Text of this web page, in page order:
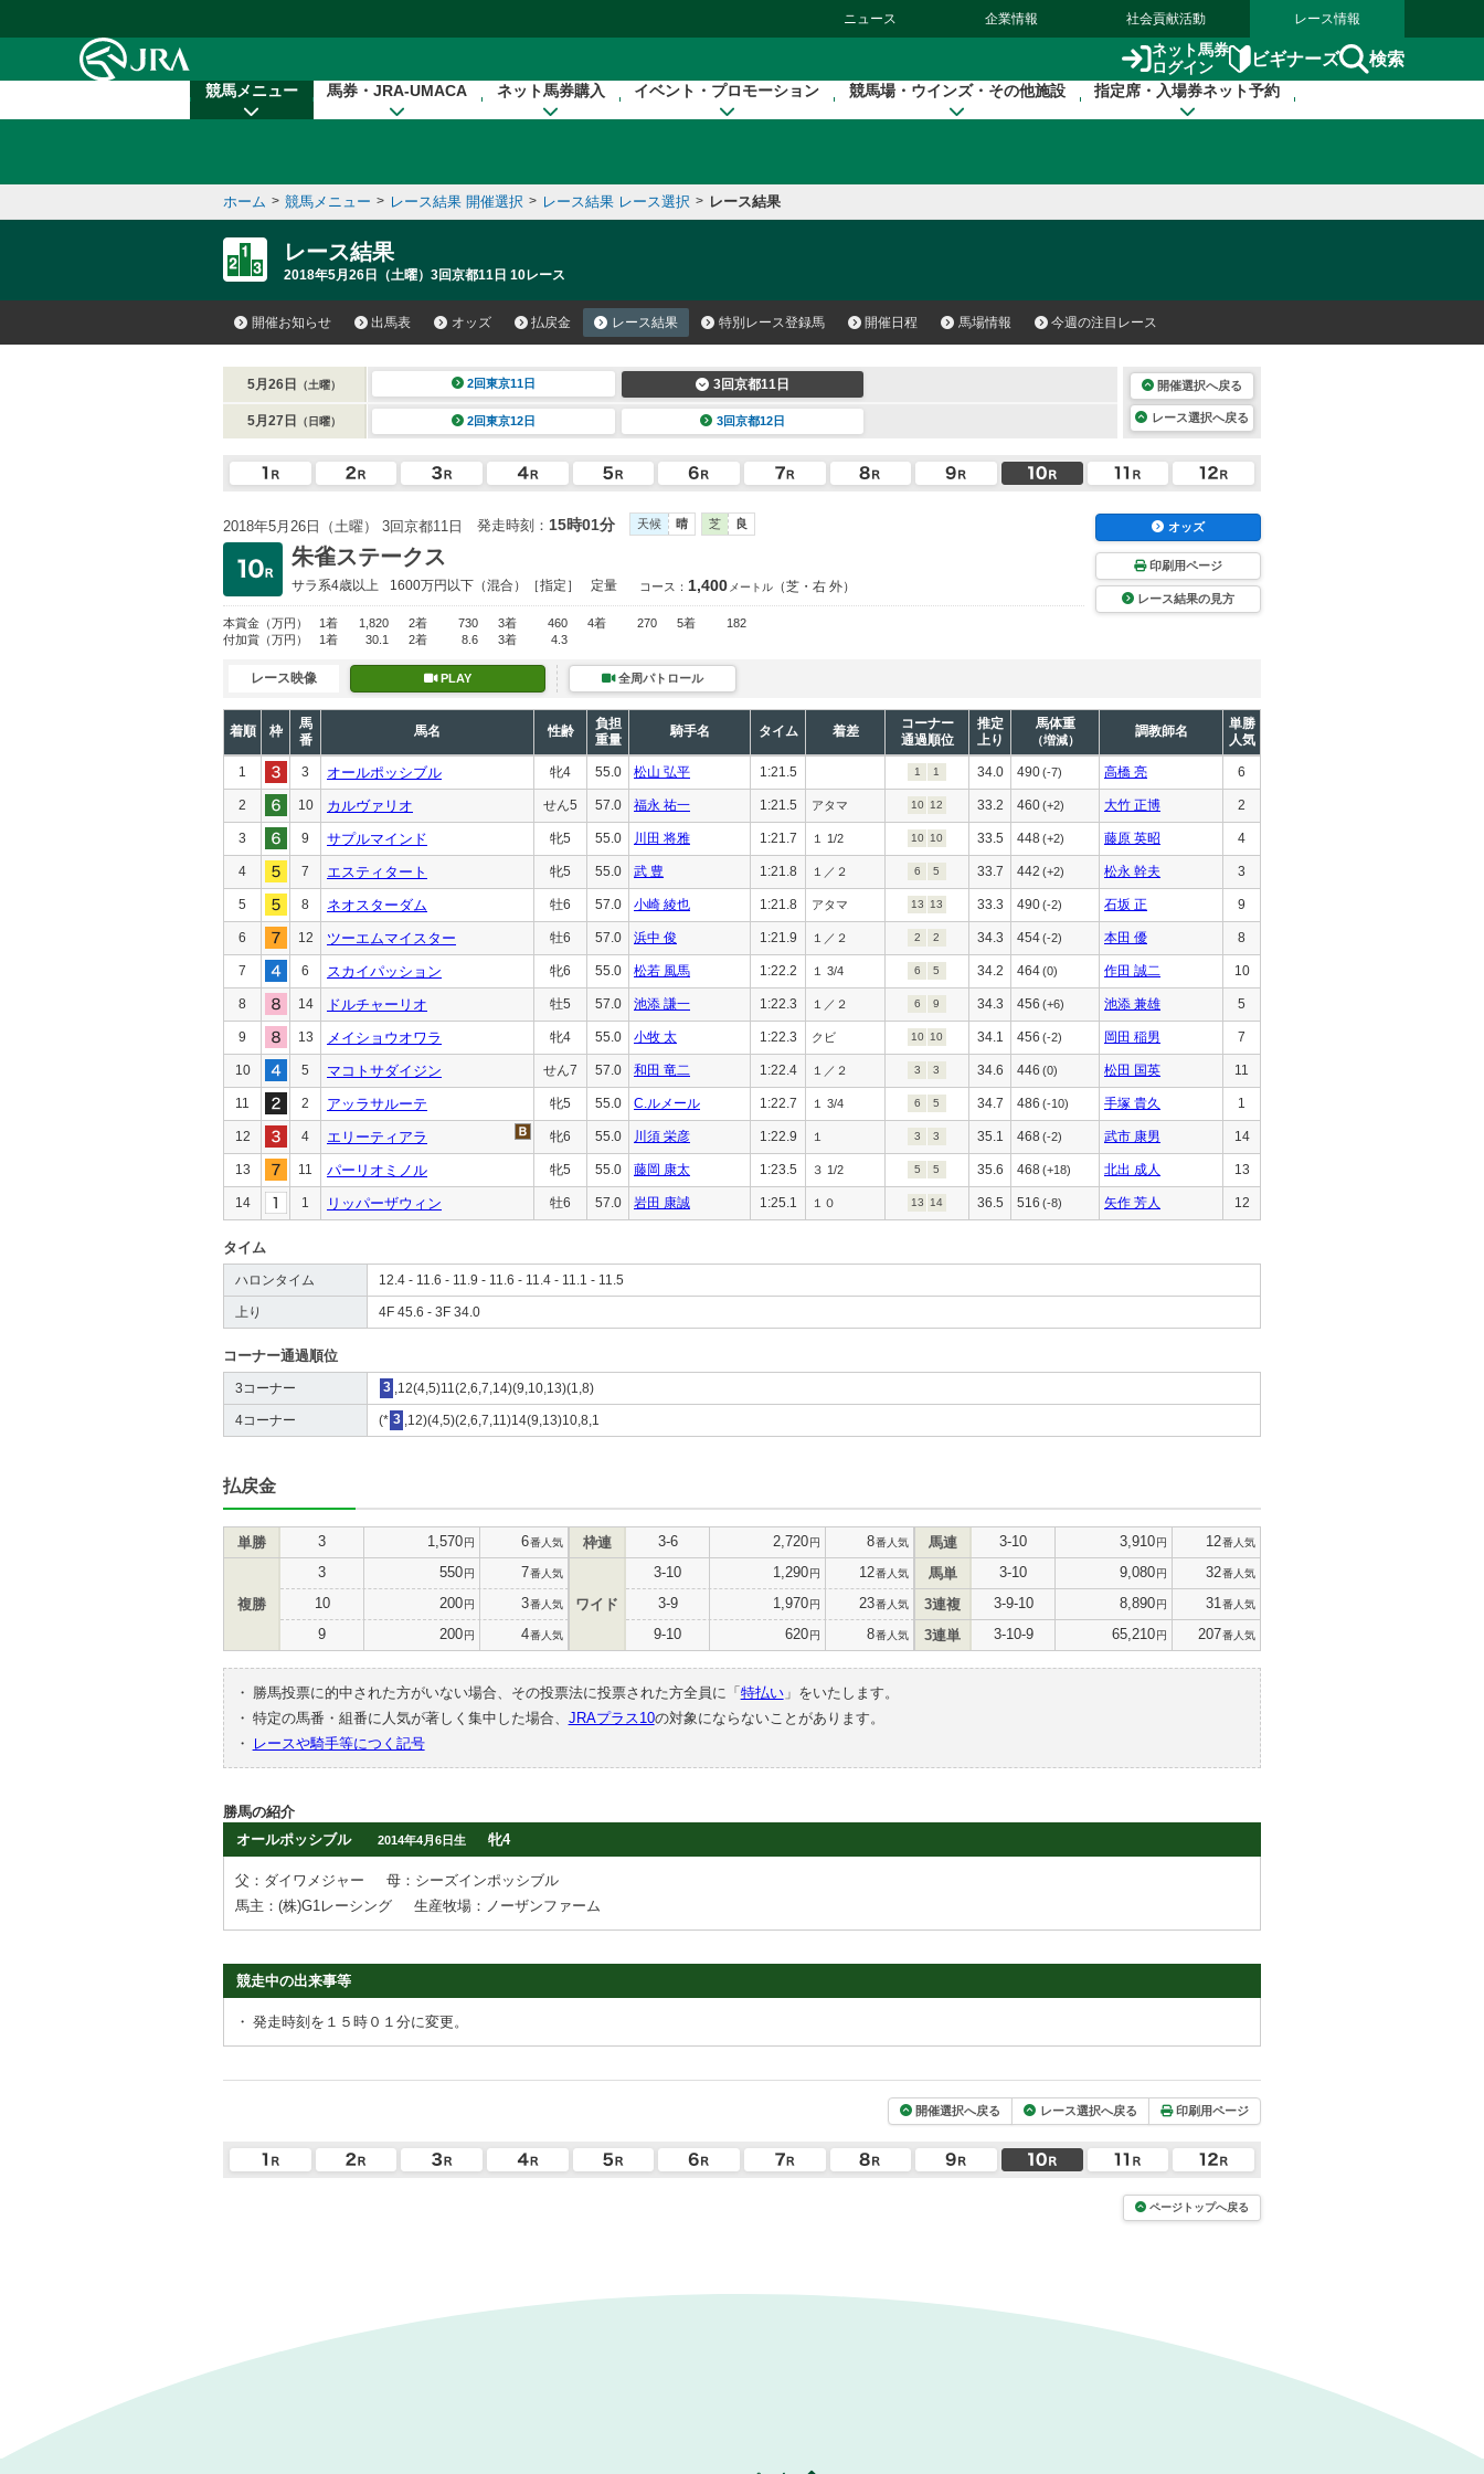
ニュース 企業情報 社会貢献活動 レース情報
ネット馬券
ログイン
ビギナーズ 検索
競馬メニュー 馬券・JRA-UMACA ネット馬券購入 イベント・プロモーション 競馬場・ウインズ・その他施設 指定席・入場券ネット予約
ホーム > 競馬メニュー > レース結果 開催選択 > レース結果 レース選択 > レース結果
レース結果
2018年5月26日（土曜）3回京都11日 10レース
開催お知らせ 出馬表 オッズ 払戻金 レース結果 特別レース登録馬 開催日程 馬場情報 今週の注目レース
5月26日 （土曜） 2回東京11日 3回京都11日
5月27日 （日曜） 2回東京12日 3回京都12日
開催選択へ戻る
レース選択へ戻る
2018年5月26日（土曜） 3回京都11日 発走時刻： 15時01分 天候 晴 芝 良
朱雀ステークス
サラ系4歳以上 1600万円以下 （混合）［指定］ 定量 コース： 1,400 メートル （芝・右 外）
本賞金 （万円） 1着 1,820 2着 730 3着 460 4着 270 5着
182
付加賞 （万円） 1着 30.1 2着 8.6 3着 4.3
オッズ
印刷用ページ
レース結果の見方
レース映像 PLAY 全周パトロール
着順 枠
馬
番
馬名 性齢
負担
重量
騎手名 タイム 着差
コーナー
通過順位
推定
上り
馬体重
（増減）
調教師名
単勝
人気
1 3 オールポッシブル 牝4 55.0 松山 弘平 1:21.5 1 1 34.0 490(-7) 高橋 亮 6
2 10 カルヴァリオ せん5 57.0 福永 祐一 1:21.5 アタマ 10 12 33.2 460(+2) 大竹 正博 2
3 9 サプルマインド 牝5 55.0 川田 将雅 1:21.7 １ 1/2 10 10 33.5 448(+2) 藤原 英昭 4
4 7 エスティタート 牝5 55.0 武 豊 1:21.8 １／２ 6 5 33.7 442 (+2) 松永 幹夫 3
5 8 ネオスターダム 牡6 57.0 小崎 綾也 1:21.8 アタマ 13 13 33.3 490(-2) 石坂 正 9
6 12 ツーエムマイスター 牡6 57.0 浜中 俊 1:21.9 １／２ 2 2 34.3 454(-2) 本田 優 8
7 6 スカイパッション 牝6 55.0 松若 風馬 1:22.2 １ 3/4 6 5 34.2 464(0) 作田 誠二 10
8 14 ドルチャーリオ 牡5 57.0 池添 謙一 1:22.3 １／２ 6 9 34.3 456 (+6) 池添 兼雄 5
9 13 メイショウオワラ 牝4 55.0 小牧 太 1:22.3 クビ 10 10 34.1 456 (-2) 岡田 稲男 7
10 5 マコトサダイジン せん7 57.0 和田 竜二 1:22.4 １／２ 3 3 34.6 446 (0) 松田 国英 11
11 2 アッラサルーテ 牝5 55.0 C.ルメール 1:22.7 １ 3/4 6 5 34.7 486 (-10) 手塚 貴久 1
12 4 エリーティアラ 牝6 55.0 川須 栄彦 1:22.9 １ 3 3 35.1 468 (-2) 武市 康男 14
13 11 パーリオミノル 牝5 55.0 藤岡 康太 1:23.5 ３ 1/2 5 5 35.6 468(+18) 北出 成人 13
14 1 リッパーザウィン 牡6 57.0 岩田 康誠 1:25.1 １０ 13 14 36.5 516 (-8) 矢作 芳人 12
タイム
ハロンタイム 12.4 - 11.6 - 11.9 - 11.6 - 11.4 - 11.1 - 11.5
上り 4F 45.6 - 3F 34.0
コーナー通過順位
3コーナー 3 ,12(4,5)11(2,6,7,14)(9,10,13)(1,8)
4コーナー (* 3 ,12)(4,5)(2,6,7,11)14(9,13)10,8,1
払戻金
単勝 3 1,570円 6番人気
複勝
3 550円 7番人気
10 200円 3番人気
9 200円 4番人気
枠連 3-6 2,720円 8番人気
ワイド
3-10 1,290円 12番人気
3-9 1,970円 23番人気
9-10 620円 8番人気
馬連 3-10 3,910円 12番人気
馬単 3-10 9,080円 32番人気
3連複 3-9-10 8,890円 31 番人気
3連単 3-10-9 65,210円 207番人気
・ 勝馬投票に的中された方がいない場合、その投票法に投票された方全員に「 特払い」をいたします。
・ 特定の馬番・組番に人気が著しく集中した場合、 JRAプラス10の対象にならないことがあります。
・
レースや騎手等につく記号
勝馬の紹介
オールポッシブル
2014年4月6日生 牝4
父：ダイワメジャー
母：シーズインポッシブル
馬主：(株)G1レーシング
生産牧場：ノーザンファーム
競走中の出来事等
・ 発走時刻を１５時０１分に変更。
開催選択へ戻る レース選択へ戻る 印刷用ページ
ページトップへ戻る